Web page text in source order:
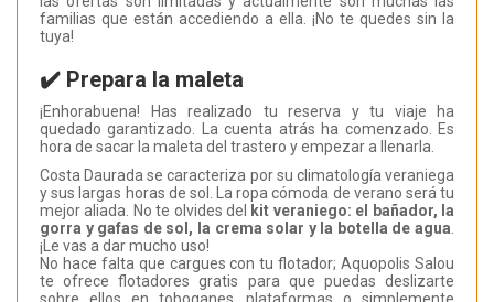
familias que están accediendo a ella. ¡No te quedes sin la
tuya!
✔️ Prepara la maleta
¡Enhorabuena! Has realizado tu reserva y tu viaje ha
quedado garantizado. La cuenta atrás ha comenzado. Es
hora de sacar la maleta del trastero y empezar a llenarla.
Costa Daurada se caracteriza por su climatología veraniega
y sus largas horas de sol. La ropa cómoda de verano será tu
mejor aliada. No te olvides del
kit veraniego: el bañador, la
gorra y gafas de sol, la crema solar y la botella de agua.
¡Le vas a dar mucho uso!
No hace falta que cargues con tu flotador; Aquopolis Salou
te ofrece flotadores gratis para que puedas deslizarte